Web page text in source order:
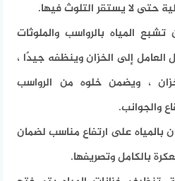
حتى لا يستقر التلوث فيها.
المياه بالرواسب والملوثات
العامل إلى الخزان وينظفه جيدًا ،
، ويضمن خلوه من الرواسب
والجوانب.
بالمياه على ارتفاع مناسب لضمان
بالكامل وتصريفها.